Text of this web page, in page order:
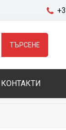
ТЪРСЕНЕ
КОНТАКТИ